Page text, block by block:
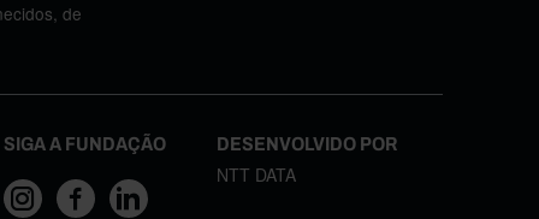
de
SIGA A FUNDAÇÃO DESENVOLVIDO POR
NTT DATA